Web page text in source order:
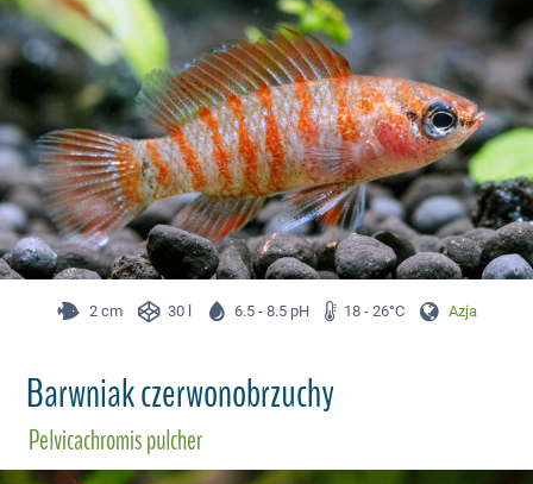
2 cm 30 l 6.5 - 8.5 pH 18 - 26°C Azja
Barwniak czerwonobrzuchy
Pelvicachromis pulcher